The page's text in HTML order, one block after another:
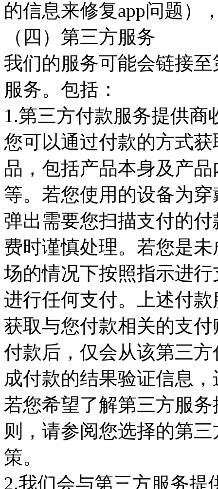
的信息来修复app问题）
（四）第三方服务
我们的服务可能会链接
服务。包括：
1.第三方付款服务提供商
您可以通过付款的方式
品，包括产品本身及产
等。若您使用的设备为
弹出需要您扫描支付的
费时谨慎处理。若您是
场的情况下按照指示进
进行任何支付。上述付
获取与您付款相关的支
付款后，仅会从该第三
成付款的结果验证信息
若您希望了解第三方服
则，请参阅您选择的第
策。
2.我们会与第三方服务